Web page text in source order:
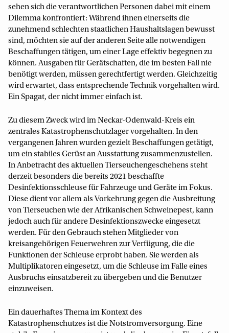
sehen sich die verantwortlichen Personen dabei mit einem
Dilemma konfrontiert: Während ihnen einerseits die
zunehmend schlechten staatlichen Haushaltslagen bewusst
sind, möchten sie auf der anderen Seite alle notwendigen
Beschaffungen tätigen, um einer Lage effektiv begegnen zu
können. Ausgaben für Gerätschaften, die im besten Fall nie
benötigt werden, müssen gerechtfertigt werden. Gleichzeitig
wird erwartet, dass entsprechende Technik vorgehalten wird.
Ein Spagat, der nicht immer einfach ist.
Zu diesem Zweck wird im Neckar-Odenwald-Kreis ein
zentrales Katastrophenschutzlager vorgehalten. In den
vergangenen Jahren wurden gezielt Beschaffungen getätigt,
um ein stabiles Gerüst an Ausstattung zusammenzustellen.
In Anbetracht des aktuellen Tierseuchengeschehens steht
derzeit besonders die bereits 2021 beschaffte
Desinfektionsschleuse für Fahrzeuge und Geräte im Fokus.
Diese dient vor allem als Vorkehrung gegen die Ausbreitung
von Tierseuchen wie der Afrikanischen Schweinepest, kann
jedoch auch für andere Desinfektionszwecke eingesetzt
werden. Für den Gebrauch stehen Mitglieder von
kreisangehörigen Feuerwehren zur Verfügung, die die
Funktionen der Schleuse erprobt haben. Sie werden als
Multiplikatoren eingesetzt, um die Schleuse im Falle eines
Ausbruchs einsatzbereit zu übergeben und die Benutzer
einzuweisen.
Ein dauerhaftes Thema im Kontext des
Katastrophenschutzes ist die Notstromversorgung. Eine